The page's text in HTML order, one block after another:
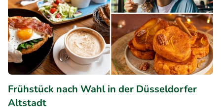
Frühstück nach Wahl in der Düsseldorfer
Altstadt